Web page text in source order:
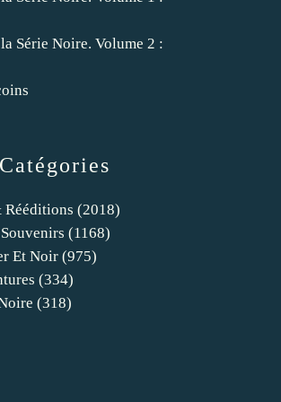
Catégories
Rééditions (2018)
(1168)
Et Noir (975)
(334)
(318)
Série Noire. Volume 2 :